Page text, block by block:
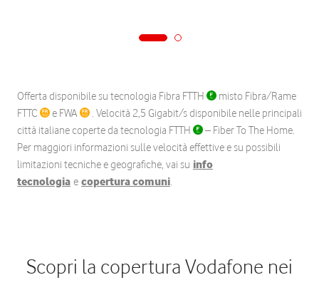
Offerta disponibile su tecnologia Fibra FTTH
misto Fibra/Rame
FTTC
e FWA
. Velocità 2,5 Gigabit/s disponibile nelle principali
città italiane coperte da tecnologia FTTH
– Fiber To The Home.
Per maggiori informazioni sulle velocità effettive e su possibili
limitazioni tecniche e geografiche, vai su info
tecnologia e copertura comuni.
Scopri la copertura Vodafone nei